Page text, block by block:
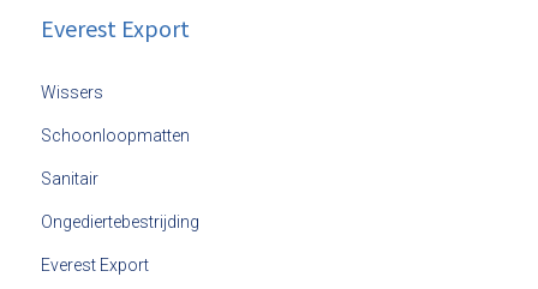
Everest Export
Wissers
Schoonloopmatten
Sanitair
Ongediertebestrijding
Everest Export